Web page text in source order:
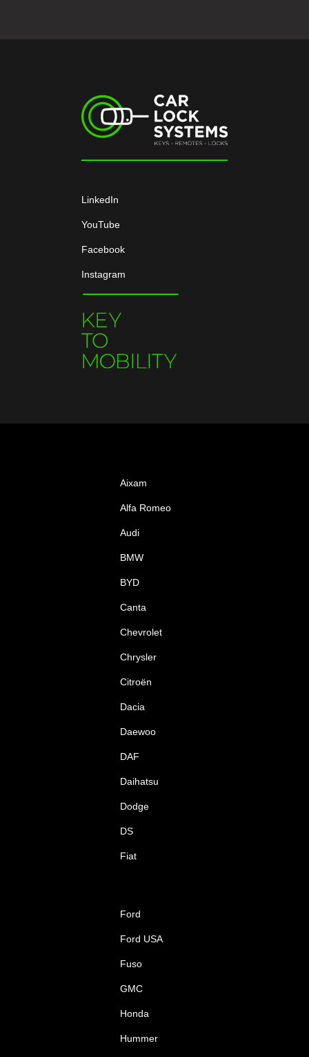
LinkedIn
YouTube
Facebook
Instagram
Aixam
Alfa Romeo
Audi
BMW
BYD
Canta
Chevrolet
Chrysler
Citroën
Dacia
Daewoo
DAF
Daihatsu
Dodge
DS
Fiat
Ford
Ford USA
Fuso
GMC
Honda
Hummer